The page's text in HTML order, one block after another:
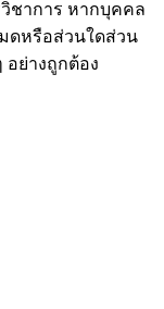
วิชาการ หากบุคคล
ดหรือส่วนใดส่วน
อย่างถูกต้อง